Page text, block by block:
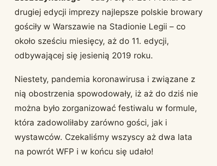
drugiej edycji imprezy najlepsze polskie browary
gościły w Warszawie na Stadionie Legii – co
około sześciu miesięcy, aż do 11. edycji,
odbywającej się jesienią 2019 roku.
Niestety, pandemia koronawirusa i związane z
nią obostrzenia spowodowały, iż aż do dziś nie
można było zorganizować festiwalu w formule,
która zadowoliłaby zarówno gości, jak i
wystawców. Czekaliśmy wszyscy aż dwa lata
na powrót WFP i w końcu się udało!